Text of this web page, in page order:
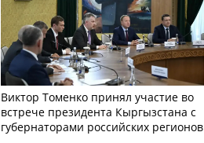
Виктор Томенко принял участие во
встрече президента Кыргызстана с
губернаторами российских регионов